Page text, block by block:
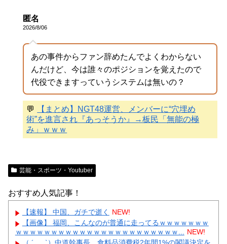
匿名
2026/8/06
あの事件からファン辞めたんでよくわからない
んだけど、今は誰々のポジションを覚えたので
代役できますっていうシステムは無いの？
💬
【まとめ】NGT48運営、メンバーに“穴埋め
術”を進言され『あっそうか』→板民「無能の極
み」ｗｗｗ
芸能・スポーツ・Youtuber
おすすめ人気記事！
【速報】 中国、ガチで逝く
NEW!
【画像】 福岡、こんなのが普通に走ってるｗｗｗｗｗｗｗ
ｗｗｗｗｗｗｗｗｗｗｗｗｗｗｗｗｗｗｗｗｗｗｗ... NEW!